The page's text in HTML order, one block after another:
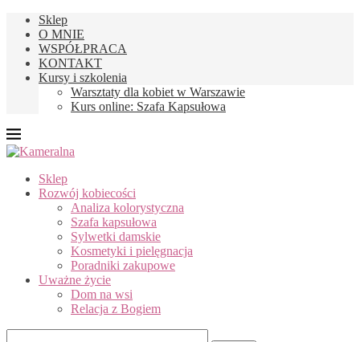
Sklep
O MNIE
WSPÓŁPRACA
KONTAKT
Kursy i szkolenia
Warsztaty dla kobiet w Warszawie
Kurs online: Szafa Kapsułowa
Sklep
Rozwój kobiecości
Analiza kolorystyczna
Szafa kapsułowa
Sylwetki damskie
Kosmetyki i pielęgnacja
Poradniki zakupowe
Uważne życie
Dom na wsi
Relacja z Bogiem